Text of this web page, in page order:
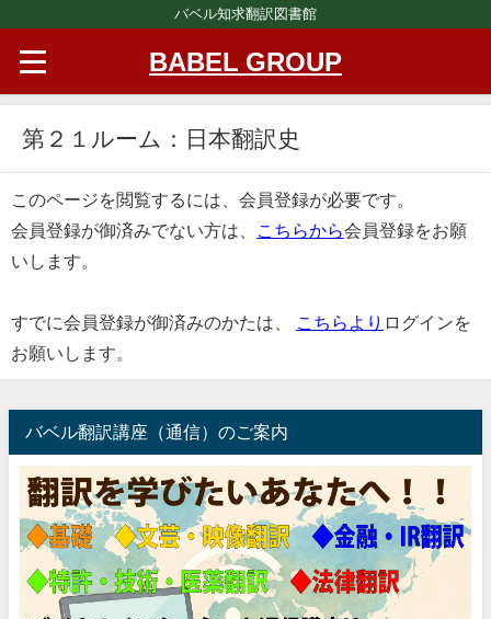
バベル知求翻訳図書館
BABEL GROUP
第２１ルーム：日本翻訳史
このページを閲覧するには、会員登録が必要です。
会員登録が御済みでない方は、
こちらから会員登録をお願
いします。
すでに会員登録が御済みのかたは、 こちらより ログインを
お願いします。
バベル翻訳講座（通信）のご案内